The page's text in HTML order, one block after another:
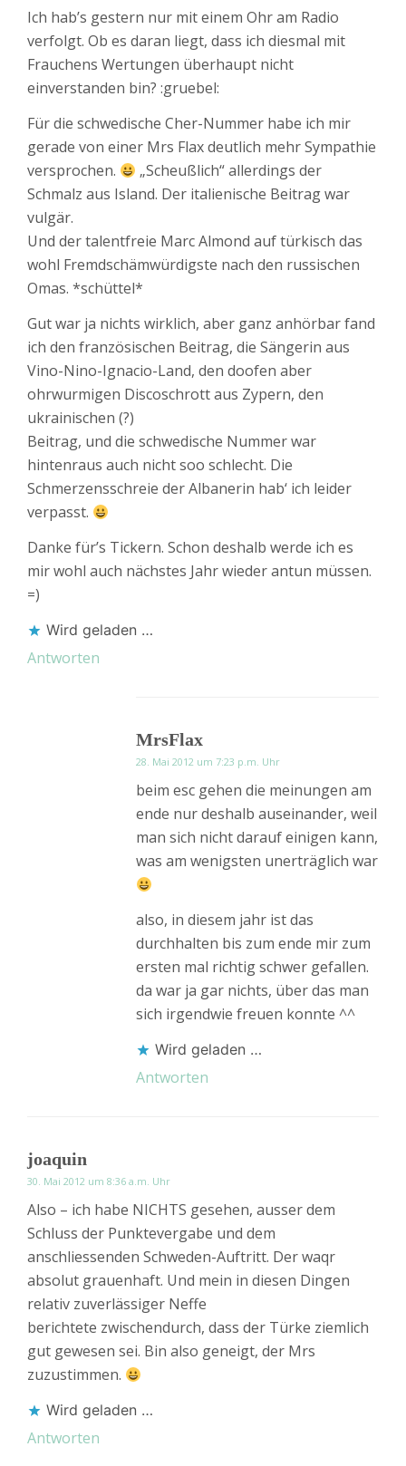
Ich hab’s gestern nur mit einem Ohr am Radio
verfolgt. Ob es daran liegt, dass ich diesmal mit
Frauchens Wertungen überhaupt nicht
einverstanden bin? :gruebel:
Für die schwedische Cher-Nummer habe ich mir
gerade von einer Mrs Flax deutlich mehr Sympathie
versprochen.
„Scheußlich“ allerdings der
Schmalz aus Island. Der italienische Beitrag war
vulgär.
Und der talentfreie Marc Almond auf türkisch das
wohl Fremdschämwürdigste nach den russischen
Omas. *schüttel*
Gut war ja nichts wirklich, aber ganz anhörbar fand
ich den französischen Beitrag, die Sängerin aus
Vino-Nino-Ignacio-Land, den doofen aber
ohrwurmigen Discoschrott aus Zypern, den
ukrainischen (?)
Beitrag, und die schwedische Nummer war
hintenraus auch nicht soo schlecht. Die
Schmerzensschreie der Albanerin hab‘ ich leider
verpasst.
Danke für’s Tickern. Schon deshalb werde ich es
mir wohl auch nächstes Jahr wieder antun müssen.
=)
Wird geladen …
Antworten
MrsFlax
28. Mai 2012 um 7:23 p.m. Uhr
beim esc gehen die meinungen am
ende nur deshalb auseinander, weil
man sich nicht darauf einigen kann,
was am wenigsten unerträglich war
also, in diesem jahr ist das
durchhalten bis zum ende mir zum
ersten mal richtig schwer gefallen.
da war ja gar nichts, über das man
sich irgendwie freuen konnte ^^
Wird geladen …
Antworten
joaquin
30. Mai 2012 um 8:36 a.m. Uhr
Also – ich habe NICHTS gesehen, ausser dem
Schluss der Punktevergabe und dem
anschliessenden Schweden-Auftritt. Der waqr
absolut grauenhaft. Und mein in diesen Dingen
relativ zuverlässiger Neffe
berichtete zwischendurch, dass der Türke ziemlich
gut gewesen sei. Bin also geneigt, der Mrs
zuzustimmen.
Wird geladen …
Antworten